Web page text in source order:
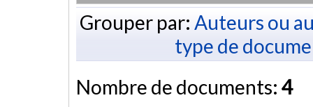
Grouper par: Auteurs ou
type de
Nombre de documents: 4